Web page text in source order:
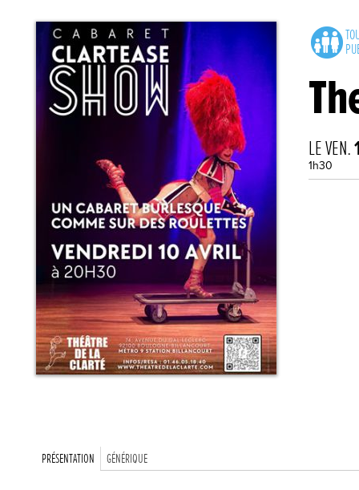
LE VEN.
1h30
PRÉSENTATION GÉNÉRIQUE